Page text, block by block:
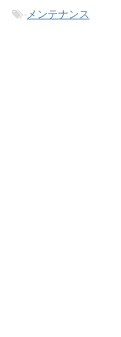
-メンテナンス